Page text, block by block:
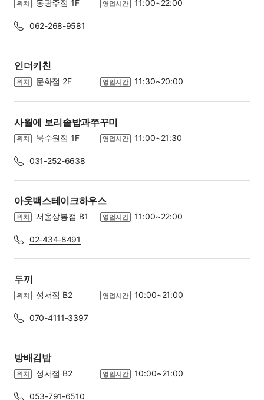
위치 동광주점 1F 영업시간 11:00~22:00
062-268-9581
인더키친
위치 문화점 2F 영업시간 11:30~20:00
사월에 보리솥밥과쭈꾸미
위치 북수원점 1F 영업시간 11:00~21:30
031-252-6638
아웃백스테이크하우스
위치 서울상봉점 B1 영업시간 11:00~22:00
02-434-8491
두끼
위치 성서점 B2 영업시간 10:00~21:00
070-4111-3397
방배김밥
위치 성서점 B2 영업시간 10:00~21:00
053-791-6510